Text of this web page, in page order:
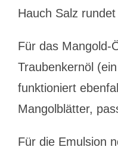
Hauch Salz
Für das Mangold-
Traubenkernöl
funktioniert
Mangolblätter,
Für die Emulsion